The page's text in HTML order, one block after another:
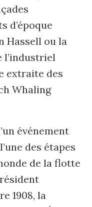
d’époque
Hassell ou la
l’industriel
extraite des
Whaling
événement
des étapes
de la flotte
1908, la